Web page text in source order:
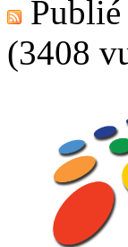
Publié
(3408